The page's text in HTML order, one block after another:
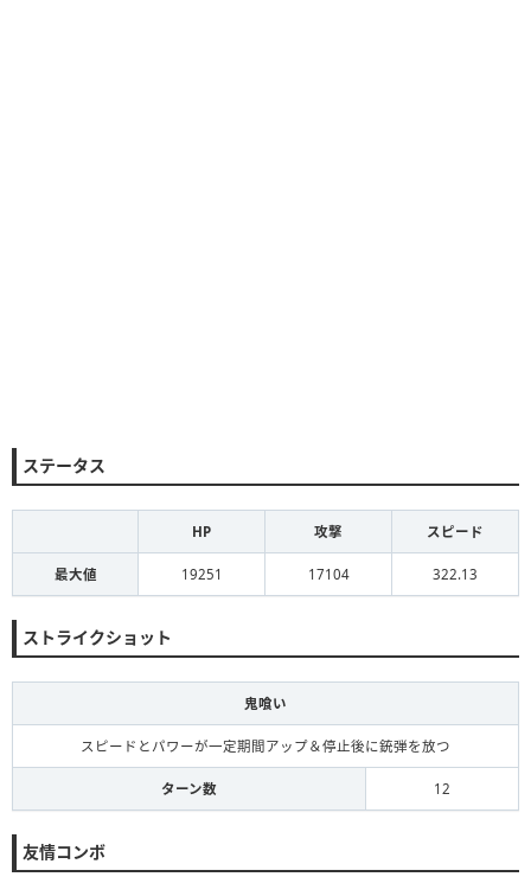
ステータス
HP 攻撃 スピード
最大値 19251 17104 322.13
ストライクショット
鬼喰い
スピードとパワーが一定期間アップ＆停止後に銃弾を放つ
ターン数 12
友情コンボ